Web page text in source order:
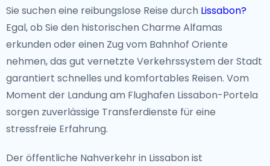
Handelsknotenpunkt, fasziniert Besucher weiterhin
mit seinem königlichen Charme.
Unverzichtbare Wahrzeichen
Vom spektakulären Aussichtspunkt Miradouro da
Senhora do Monte bis zu den nostalgischen
Straßenbahnfahrten durch Bairro Alto ist Lissabon
berühmten gelben Straßenbahnen der Stadt, die
Sie suchen eine reibungslose Reise durch Lissabon?
Egal, ob Sie den historischen Charme Alfamas
erkunden oder einen Zug vom Bahnhof Oriente
nehmen, das gut vernetzte Verkehrssystem der Stadt
garantiert schnelles und komfortables Reisen. Vom
Moment der Landung am Flughafen Lissabon-Portela
sorgen zuverlässige Transferdienste für eine
stressfreie Erfahrung.
Der öffentliche Nahverkehr in Lissabon ist